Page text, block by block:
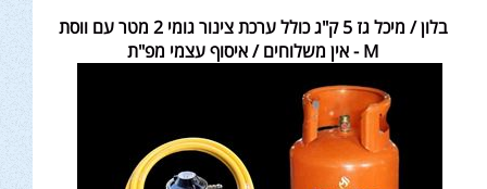
בלון / מיכל גז 5 ק"ג כולל ערכת צינור גומי 2 מטר עם ווסת
M - אין משלוחים / איסוף עצמי מפ"ת